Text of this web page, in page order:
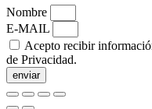
Nombre
E-MAIL
Acepto recibir
de Privacidad.
enviar